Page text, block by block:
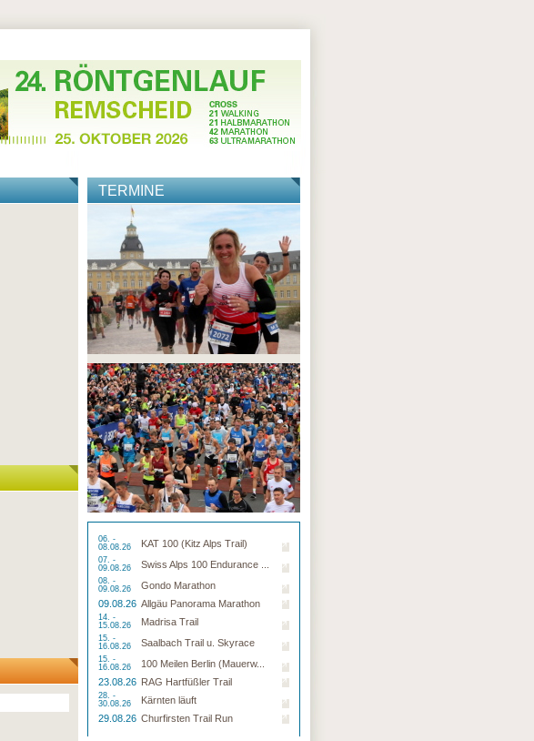
TERMINE
06. -
08.08.26
KAT 100 (Kitz Alps Trail)
07. -
09.08.26
Swiss Alps 100 Endurance ...
08. -
09.08.26
Gondo Marathon
09.08.26 Allgäu Panorama Marathon
14. -
15.08.26
Madrisa Trail
15. -
16.08.26
Saalbach Trail u. Skyrace
15. -
16.08.26
100 Meilen Berlin (Mauerw...
23.08.26 RAG Hartfüßler Trail
28. -
30.08.26
Kärnten läuft
29.08.26 Churfirsten Trail Run